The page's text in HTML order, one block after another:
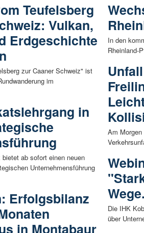
Teufelsberg
Vulkan,
Erdgeschichte
zur Caaner Schweiz" ist
im
in
ab sofort einen neuen
Unternehmensführung
Erfolgsbilanz
in Montabaur
In den
Rheinland-
Am
Die IHK
über